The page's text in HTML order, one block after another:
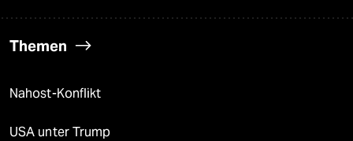
Themen
Nahost-Konflikt
USA unter Trump